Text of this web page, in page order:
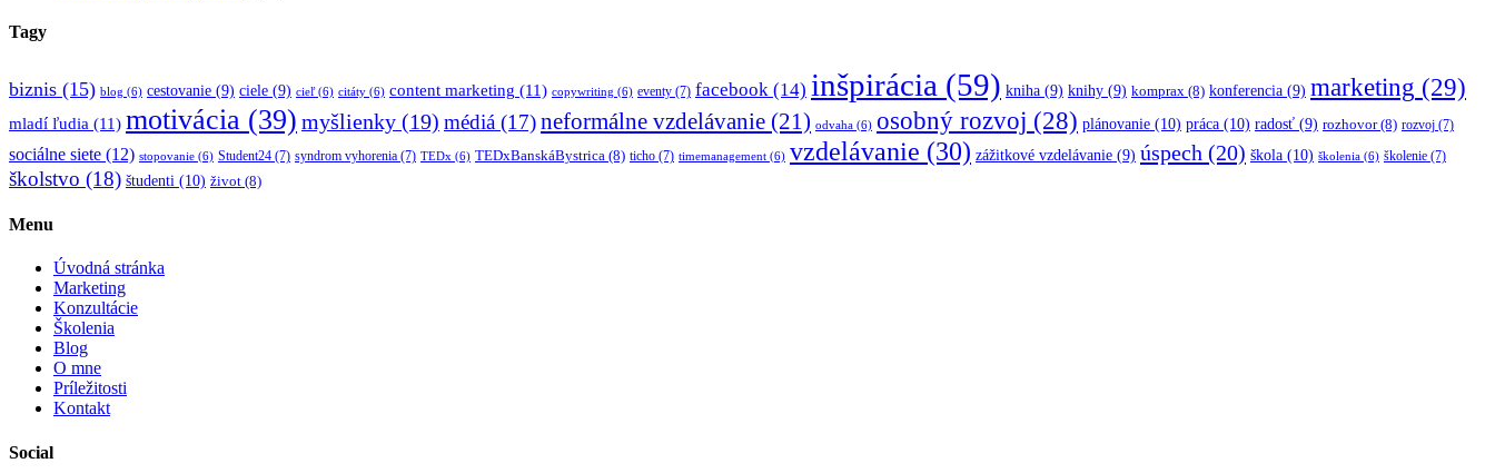
Tagy
biznis (15) blog (6) cestovanie (9) ciele (9) cieľ(6) citáty (6) content marketing (11) copywriting (6) eventy (7) facebook (14) inšpirácia (59) kniha (9) knihy (9) komprax (8) konferencia (9) marketing (29)
mladí ľudia (11) motivácia (39) myšlienky (19) médiá (17)neformálne vzdelávanie (21) odvaha (6) osobný rozvoj (28) plánovanie (10) práca (10) radosť (9) rozhovor(8) rozvoj (7)
sociálne siete (12) stopovanie (6) Student24 (7) syndrom vyhorenia (7) TEDx (6) TEDxBanskáBystrica (8) ticho (7) timemanagement (6) vzdelávanie (30) zážitkové vzdelávanie (9) úspech (20) škola (10) školenia (6) školenie (7)
školstvo (18) študenti (10) život (8)
Menu
Úvodná stránka
Marketing
Konzultácie
Školenia
Blog
O mne
Príležitosti
Kontakt
Social